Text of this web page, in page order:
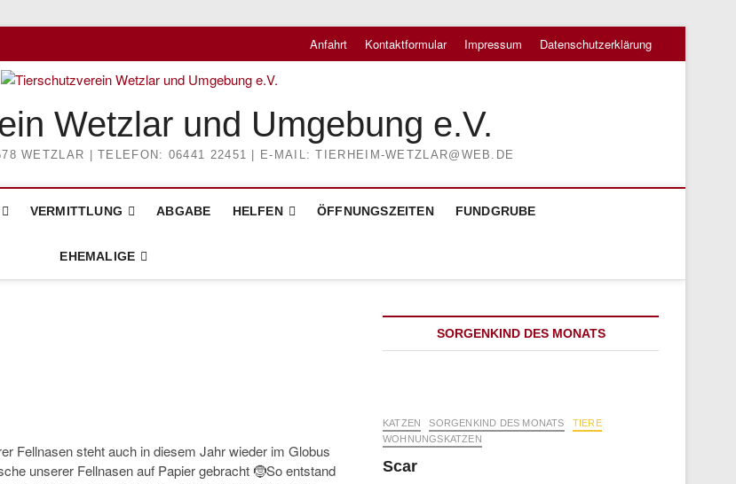
Anfahrt Kontaktformular Impressum Datenschutzerklärung
Wetzlar und Umgebung e.V.
WETZLAR | TELEFON: 06441 22451 | E-MAIL: TIERHEIM-WETZLAR@WEB.DE
VERMITTLUNG ABGABE HELFEN ÖFFNUNGSZEITEN FUNDGRUBE
EHEMALIGE
Fellnasen steht auch in diesem Jahr wieder im Globus
unserer Fellnasen auf Papier gebracht 🤶So entstand
SORGENKIND DES MONATS
KATZEN SORGENKIND DES MONATS
TIERE
WOHNUNGSKATZEN
Scar